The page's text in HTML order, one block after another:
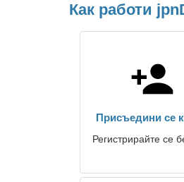
Как работи
Присъедини се
Регистрирайте се